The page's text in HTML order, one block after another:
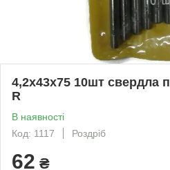
4,2х43х75 10шт свердла
R
В наявності
Код: 1117
Роздріб
62 ₴